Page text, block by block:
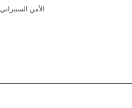
الأمن السيبراني